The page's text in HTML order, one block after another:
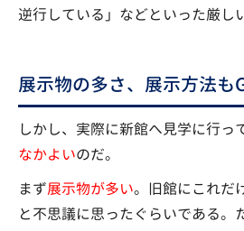
逆行している」などといった厳し
展示物の多さ、展示方法も
しかし、実際に新館へ見学に行っ
なかよいのだ。
まず展示物が多い。旧館にこれだ
と不思議に思ったぐらいである。